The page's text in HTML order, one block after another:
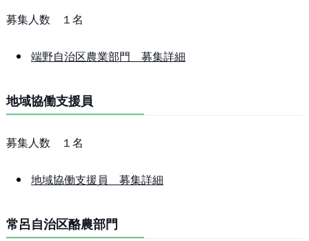
募集人数 １名
端野自治区農業部門 募集詳細
地域協働支援員
募集人数 １名
地域協働支援員 募集詳細
常呂自治区酪農部門